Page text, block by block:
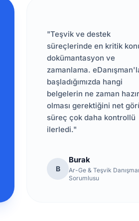
"Teşvik ve destek
süreçlerinde en kritik
dokümantasyon ve
zamanlama.
başladığımızda hangi
belgelerin ne zaman hazır
olması gerektiğini net
süreç çok daha kontrollü
ilerledi."
B
Burak
Ar-Ge & Teşvik
Sorumlusu